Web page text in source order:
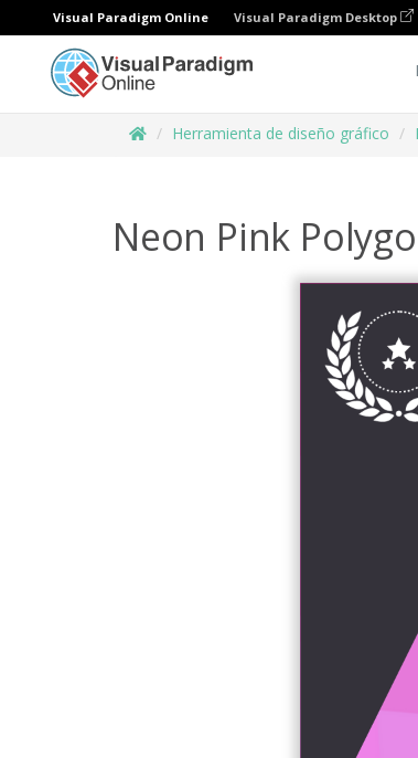
Visual Paradigm Online Visual Paradigm Desktop
Herramienta de diseño gráfico
Neon Pink